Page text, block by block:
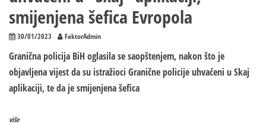
smijenjena šefica Evropola
30/01/2023 FaktorAdmin
Granična policija BiH oglasila se saopštenjem, nakon što je
objavljena vijest da su istražioci Granične policije uhvaćeni u Skaj
aplikaciji, te da je smijenjena šefica
više